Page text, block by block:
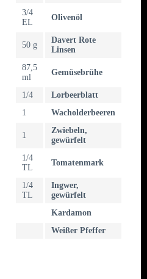
3/4
EL
Olivenöl
50 g
Davert Rote
Linsen
87,5
ml
Gemüsebrühe
1/4
Lorbeerblatt
1
Wacholderbeeren
1
Zwiebeln,
gewürfelt
1/4
TL
Tomatenmark
1/4
TL
Ingwer,
gewürfelt
Kardamon
Weißer Pfeffer